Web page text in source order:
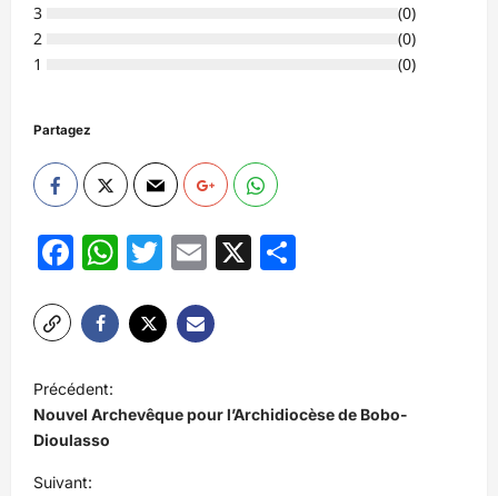
3
(0)
2
(0)
1
(0)
Partagez
Facebook
WhatsApp
Twitter
Email
X
a
v
i
Précédent:
Nouvel Archevêque pour l’Archidiocèse de Bobo-
Dioulasso
Suivant: